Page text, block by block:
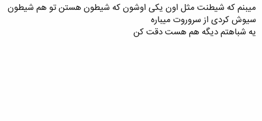
میبنم که شیطنت مثل اون یکی اوشون که شیطون هستن تو هم شیطون
سیوش کردی از سروروت میباره
یه شباهتم دیگه هم هست دقت کن